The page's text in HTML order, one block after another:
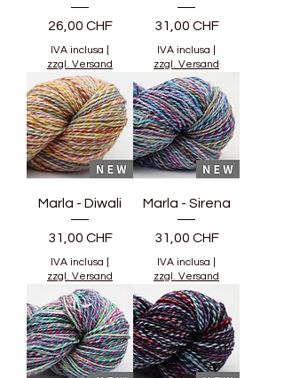
Prezzo
26,00 CHF
IVA inclusa
zzgl. Versand
Prezzo
31,00 CHF
IVA inclusa
zzgl. Versand
Marla - Diwali
Prezzo
31,00 CHF
IVA inclusa
zzgl. Versand
Marla - Sirena
Prezzo
31,00 CHF
IVA inclusa
zzgl. Versand